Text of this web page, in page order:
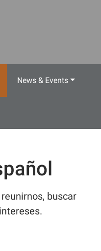
News & Events
buscar